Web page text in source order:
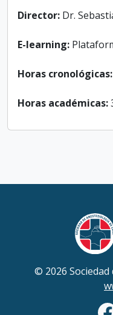
Director: Dr.
E-learning:
Horas cronológicas:
Horas académicas:
© 2026